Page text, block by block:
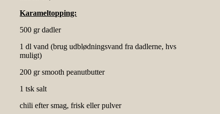
Karameltopping:
500 gr dadler
1 dl vand (brug udblødningsvand fra dadlerne, hvs
muligt)
200 gr smooth peanutbutter
1 tsk salt
chili efter smag, frisk eller pulver